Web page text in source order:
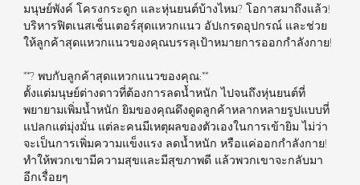
มนุษย์พังค์ โครงกระดูก และหุ่นยนต์บ้างไหม? โอกาสมาถึงแล้ว!
บริหารฟิตเนสเซ็นเตอร์สุดแหวกแนว อัปเกรดอุปกรณ์ และช่วย
ให้ลูกค้าสุดแหวกแนวของคุณบรรลุเป้าหมายการออกกำลังกาย!
**? พบกับลูกค้าสุดแหวกแนวของคุณ:**
ตั้งแต่มนุษย์ต่างดาวที่ต้องการลดน้ำหนัก ไปจนถึงหุ่นยนต์ที่
พยายามเพิ่มน้ำหนัก ยิมของคุณดึงดูดลูกค้าหลากหลายรูปแบบที่
แปลกแต่มุ่งมั่น แต่ละคนมีเหตุผลของตัวเองในการเข้ายิม ไม่ว่า
จะเป็นการเพิ่มความแข็งแรง ลดน้ำหนัก หรือแค่ออกกำลังกาย!
ทำให้พวกเขามีความสุขและมีสุขภาพดี แล้วพวกเขาจะกลับมา
อีกเรื่อยๆ